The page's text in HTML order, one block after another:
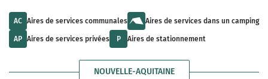
i
l
b
l
s
a
a
i
b
l
t
a
v
l
AC Aires de services communales Aires de services dans un camping
AP Aires de services privées P Aires de stationnement
NOUVELLE-AQUITAINE